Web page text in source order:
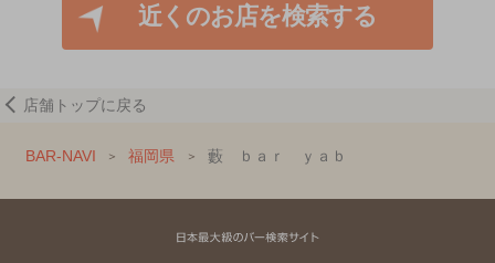
近くのお店を検索する
店舗トップに戻る
BAR-NAVI 福岡県 藪 ｂａｒ ｙａｂ